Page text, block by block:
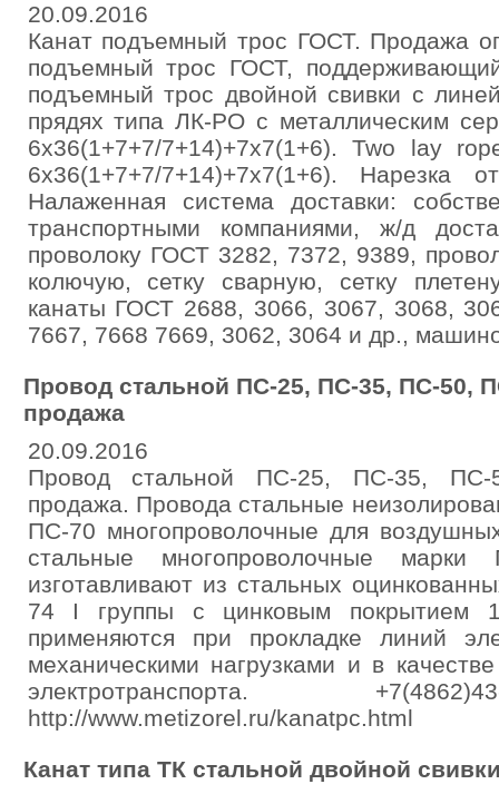
20.09.2016
Канат подъемный трос ГОСТ. Продажа
подъемный трос ГОСТ,
подъемный трос двойной свивки с
прядях типа ЛК-РО с металлическим
6х36(1+7+7/7+14)+7х7(1+6). Two lay
6х36(1+7+7/7+14)+7х7(1+6). Нарезка
Налаженная система доставки:
транспортными компаниями, ж/д
проволоку ГОСТ 3282, 7372, 9389,
колючую, сетку сварную, сетку
канаты ГОСТ 2688, 3066, 3067, 3068,
7667, 7668 7669, 3062, 3064 и др.,
Провод стальной ПС-25, ПС-35, ПС-50,
продажа
20.09.2016
Провод стальной ПС-25, ПС-35, ПС-
продажа. Провода стальные
ПС-70 многопроволочные для
стальные многопроволочные
изготавливают из стальных
74 I группы с цинковым покрытием
применяются при прокладке линий
механическими нагрузками и в
электротранспорта.
http://www.metizorel.ru/kanatpc.html
Канат типа ТК стальной двойной